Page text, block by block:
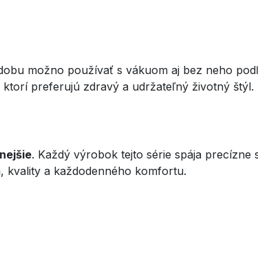
možno používať s vákuom aj bez neho
preferujú zdravý a udržateľný životný štýl.
. Každý výrobok tejto série spája
kvality a každodenného komfortu.